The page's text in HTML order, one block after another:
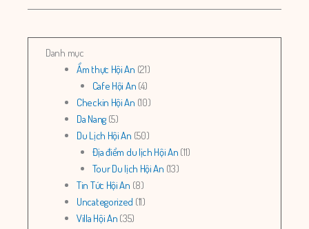
Danh mục
Ẩm thực Hội An (21)
Cafe Hội An (4)
Checkin Hội An (10)
Da Nang(5)
Du Lịch Hội An (50)
Địa điểm du lịch Hội An (11)
Tour Du lịch Hội An (13)
Tin Tức Hội An (8)
Uncategorized (11)
Villa Hội An (35)